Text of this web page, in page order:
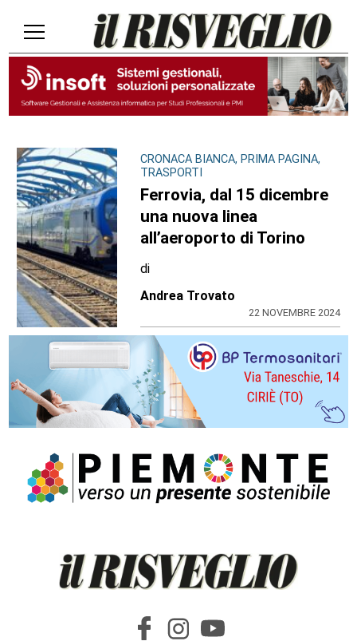
CRONACA BIANCA, PRIMA PAGINA,
TRASPORTI
Ferrovia, dal 15 dicembre
una nuova linea
all’aeroporto di Torino
di
Andrea Trovato
22 NOVEMBRE 2024